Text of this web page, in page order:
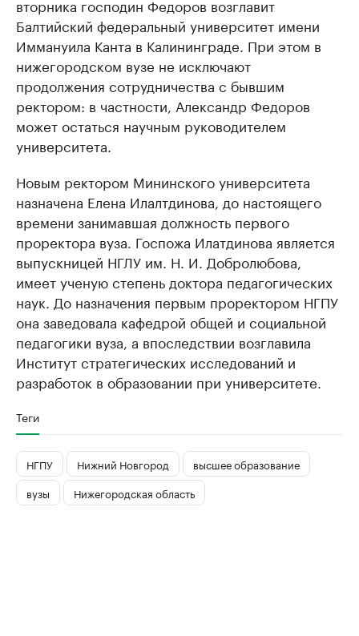
вторника господин Федоров возглавит
Балтийский федеральный университет имени
Иммануила Канта в Калининграде. При этом в
нижегородском вузе не исключают
продолжения сотрудничества с бывшим
ректором: в частности, Александр Федоров
может остаться научным руководителем
университета.
Новым ректором Мининского университета
назначена Елена Илалтдинова, до настоящего
времени занимавшая должность первого
проректора вуза. Госпожа Илатдинова является
выпускницей НГЛУ им. Н. И. Добролюбова,
имеет ученую степень доктора педагогических
наук. До назначения первым проректором НГПУ
она заведовала кафедрой общей и социальной
педагогики вуза, а впоследствии возглавила
Институт стратегических исследований и
разработок в образовании при университете.
Теги
НГПУ Нижний Новгород
высшее образование
вузы
Нижегородская область